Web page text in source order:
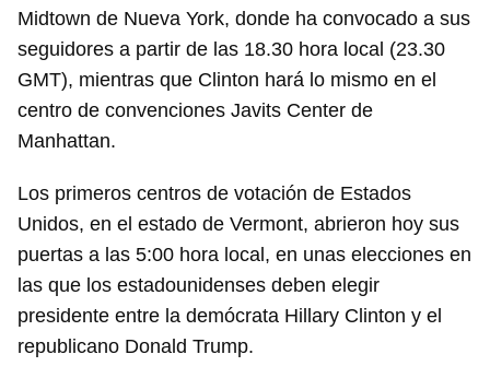
Midtown de Nueva York, donde ha convocado a sus
seguidores a partir de las 18.30 hora local (23.30
GMT), mientras que Clinton hará lo mismo en el
centro de convenciones Javits Center de
Manhattan.
Los primeros centros de votación de Estados
Unidos, en el estado de Vermont, abrieron hoy sus
puertas a las 5:00 hora local, en unas elecciones en
las que los estadounidenses deben elegir
presidente entre la demócrata Hillary Clinton y el
republicano Donald Trump.